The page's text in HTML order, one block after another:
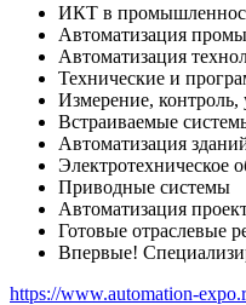
ИКТ в
Автоматизация
Автоматизация
Технические и
Измерение, контроль,
Встраиваемые
Автоматизация
Электротехническое
Приводные системы
Автоматизация
Готовые отраслевые
Впервые!
https://www.automation-